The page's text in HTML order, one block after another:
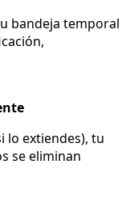
bandeja temporal
lo extiendes), tu
se eliminan